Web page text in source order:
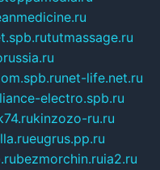
tutmassage.ru
net-life.net.ru
electro.spb.ru
kinzozo-ru.ru
eugrus.pp.ru
bezmorchin.ruia2.ru